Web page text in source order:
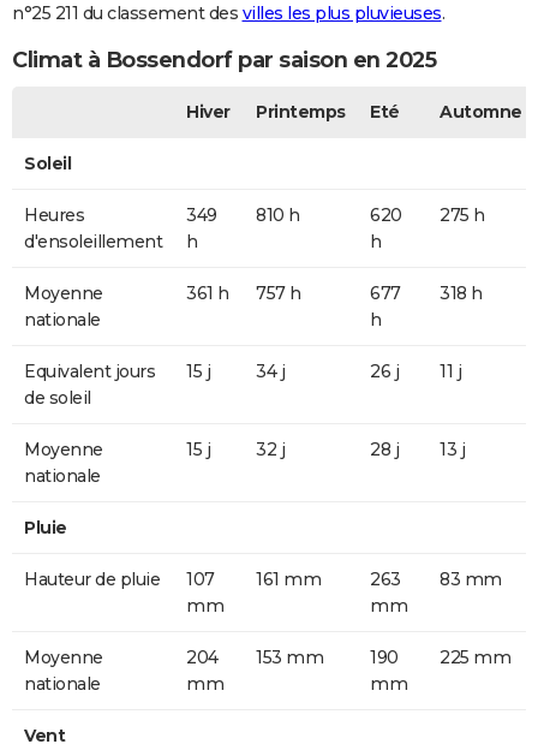
n°25 211 du classement des villes les plus pluvieuses.
Climat à Bossendorf par saison en 2025
Hiver Printemps Eté Automne
Soleil
Heures
d'ensoleillement
349
h
810 h
620
h
275 h
Moyenne
nationale
361 h 757 h
677
h
318 h
Equivalent jours
de soleil
15 j 34 j 26 j 11 j
Moyenne
nationale
15 j 32 j 28 j 13 j
Pluie
Hauteur de pluie
107
mm
161 mm
263
mm
83 mm
Moyenne
nationale
204
mm
153 mm
190
mm
225 mm
Vent